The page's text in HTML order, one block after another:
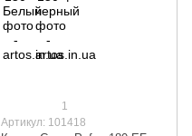
1
Артикул: 101418